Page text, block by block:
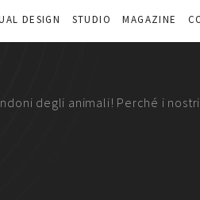
DESIGN STUDIO MAGAZINE
degli animali! Perché i nostri